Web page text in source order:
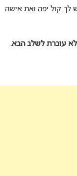
לך קול יפה ואת אישה